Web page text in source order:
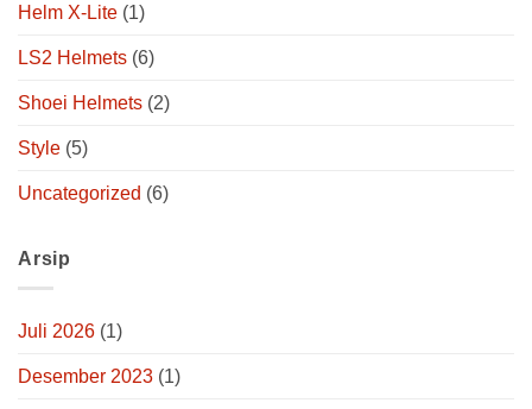
Helm X-Lite (1)
LS2 Helmets (6)
Shoei Helmets (2)
Style (5)
Uncategorized (6)
Arsip
Juli 2026 (1)
Desember 2023 (1)